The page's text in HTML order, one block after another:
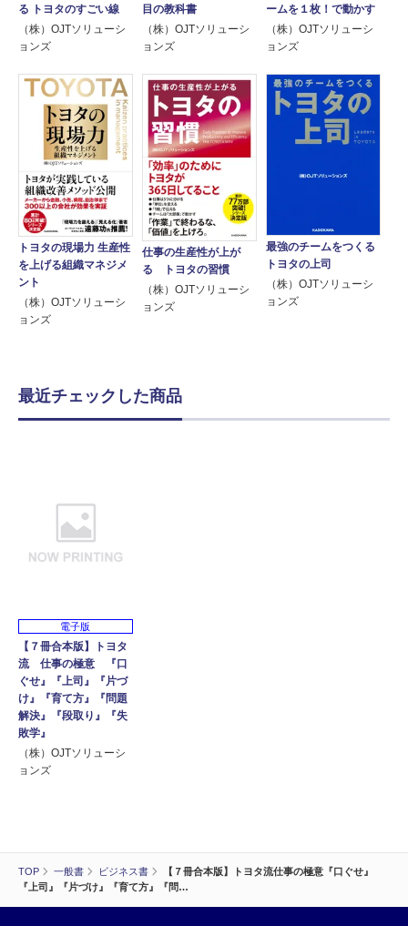
TOP 一般書 ビジネス書
【７冊合本版】トヨタ流仕事の極意『口ぐせ』
『上司』『片づけ』『育て方』『問…
る トヨタのすごい線
（株）OJTソリューシ
ョンズ
目の教科書
（株）OJTソリューシ
ョンズ
ームを１枚！で動かす
（株）OJTソリューシ
ョンズ
トヨタの現場力 生産性
を上げる組織マネジメ
ント
（株）OJTソリューシ
ョンズ
仕事の生産性が上が
る トヨタの習慣
（株）OJTソリューシ
ョンズ
最強のチームをつくる
トヨタの上司
（株）OJTソリューシ
ョンズ
最近チェックした商品
電子版
【７冊合本版】トヨタ
流 仕事の極意 『口
ぐせ』『上司』『片づ
け』『育て方』『問題
解決』『段取り』『失
敗学』
（株）OJTソリューシ
ョンズ